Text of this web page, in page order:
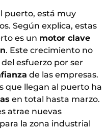
puerto, está muy
Según explica, estas
es un motor clave
. Este crecimiento no
esfuerzo por ser
de las empresas.
que llegan al puerto ha
en total hasta marzo.
atrae nuevas
para la zona industrial